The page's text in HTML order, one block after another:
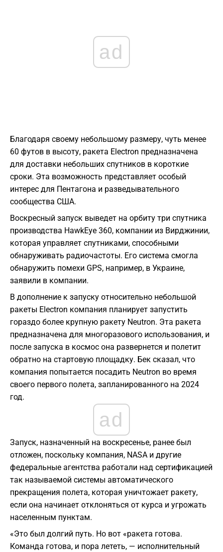
ad
Благодаря своему небольшому размеру, чуть менее
60 футов в высоту, ракета Electron предназначена
для доставки небольших спутников в короткие
сроки. Эта возможность представляет особый
интерес для Пентагона и разведывательного
сообщества США.
Воскресный запуск выведет на орбиту три спутника
производства HawkEye 360, компании из Вирджинии,
которая управляет спутниками, способными
обнаруживать радиочастоты. Его система смогла
обнаружить помехи GPS, например, в Украине,
заявили в компании.
В дополнение к запуску относительно небольшой
ракеты Electron компания планирует запустить
гораздо более крупную ракету Neutron. Эта ракета
предназначена для многоразового использования, и
после запуска в космос она развернется и полетит
обратно на стартовую площадку. Бек сказал, что
компания попытается посадить Neutron во время
своего первого полета, запланированного на 2024
год.
ad
Запуск, назначенный на воскресенье, ранее был
отложен, поскольку компания, NASA и другие
федеральные агентства работали над сертификацией
так называемой системы автоматического
прекращения полета, которая уничтожает ракету,
если она начинает отклоняться от курса и угрожать
населенным пунктам.
«Это был долгий путь. Но вот «ракета готова.
Команда готова, и пора лететь, — исполнительный